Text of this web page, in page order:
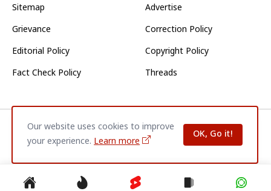
Sitemap
Advertise
Grievance
Correction Policy
Editorial Policy
Copyright Policy
Fact Check Policy
Threads
HomeAbout UsContact Us Privacy PolicyDisclaimer
Terms & Conditions
Our website uses cookies to improve
your experience.Learn more
OK, Go it!